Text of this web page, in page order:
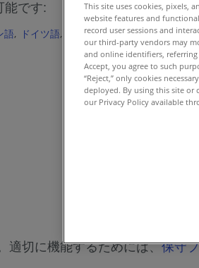
語 ドイツ語 フランス語 ポルトガル語 中
適切に機能するためには、保守
This site uses cookies, pixels,
website features and
record user sessions and
our third-party vendors may
and online identifiers,
Accept, you agree to such
“Reject,” only cookies
deployed. By using this site or
our Privacy Policy available